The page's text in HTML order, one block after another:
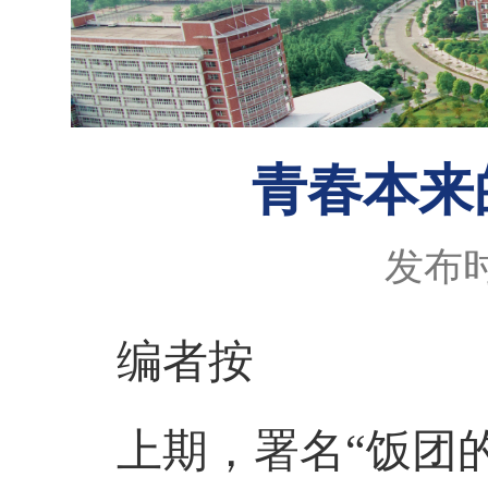
青春本
发布
编者按
上期，署名“饭团